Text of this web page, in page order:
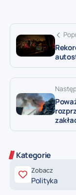
Kategorie
Zobacz
Polityka